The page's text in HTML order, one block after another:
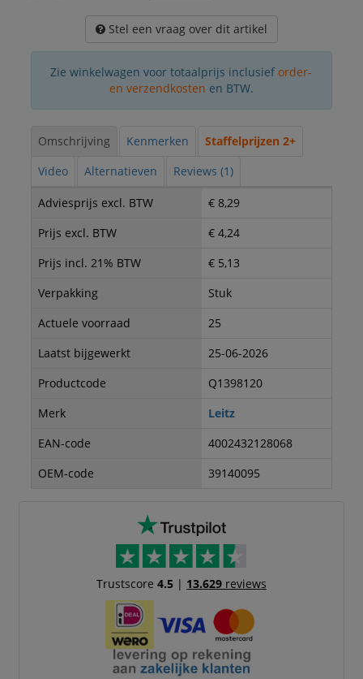
Stel een vraag over dit artikel
Zie winkelwagen voor totaalprijs inclusief order-
en verzendkosten en BTW.
Omschrijving Kenmerken
Staffelprijzen 2+
Video
Alternatieven Reviews (1)
Adviesprijs excl. BTW
€ 8,29
Prijs excl. BTW
€ 4,24
Prijs incl. 21% BTW
€ 5,13
Verpakking
Stuk
Actuele voorraad
25
Laatst bijgewerkt
25-06-2026
Productcode
Q1398120
Merk
Leitz
EAN-code
4002432128068
OEM-code
39140095
Trustscore 4.5| 13.629reviews